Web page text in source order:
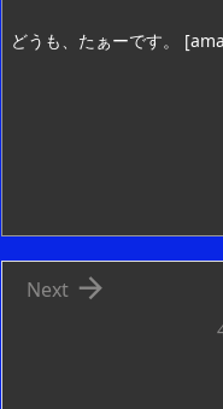
どうも、たぁーです。

Next